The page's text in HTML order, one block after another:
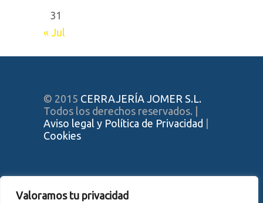
Valoramos tu privacidad
31
« Jul
© 2015 CERRAJERÍA JOMER S.L.
Todos los derechos reservados. |
Aviso legal y Política de Privacidad
Cookies